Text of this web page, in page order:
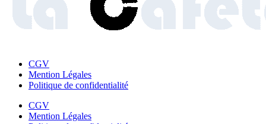
CGV
Mention Légales
Politique de confidentialité
CGV
Mention Légales